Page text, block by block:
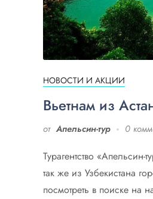
НОВОСТИ И АКЦИИ
Вьетнам из
от Апельсин-тур 0
Турагентство
так же из Узбекистана
посмотреть в поиске на